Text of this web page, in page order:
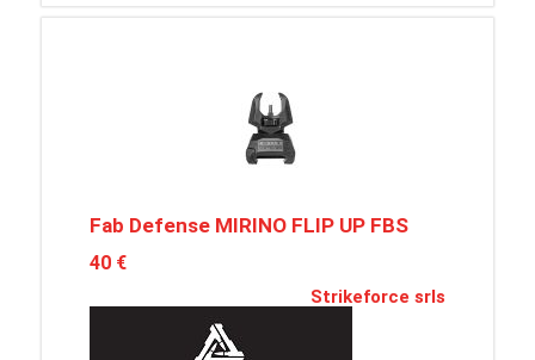
Fab Defense MIRINO FLIP UP FBS
40 €
Strikeforce srls